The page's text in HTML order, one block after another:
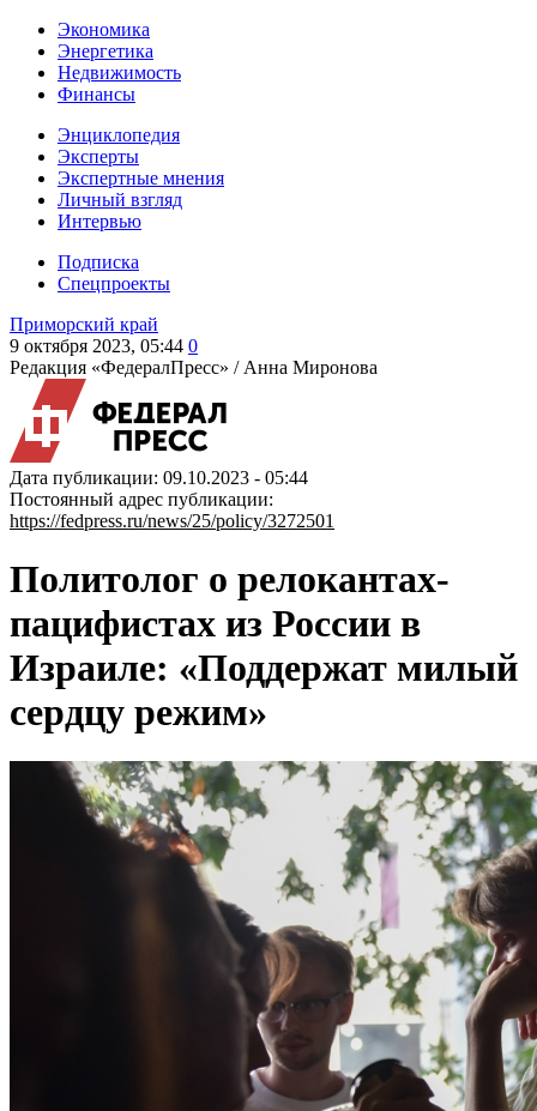
Экономика
Энергетика
Недвижимость
Финансы
Энциклопедия
Эксперты
Экспертные мнения
Личный взгляд
Интервью
Подписка
Спецпроекты
Приморский край
9 октября 2023, 05:44 0
Редакция «ФедералПресс» / Анна Миронова
Дата публикации: 09.10.2023 - 05:44
Постоянный адрес публикации:
https://fedpress.ru/news/25/policy/3272501
Политолог о релокантах-
пацифистах из России в
Израиле: «Поддержат милый
сердцу режим»